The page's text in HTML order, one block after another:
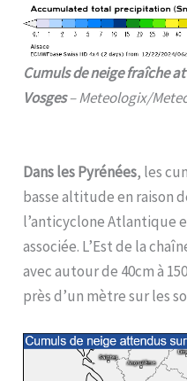
Cumuls de neige fraîche
Vosges– Meteologix/
Dans les Pyrénées, les
basse altitude en raison
l’anticyclone Atlantique
associée. L’Est de la
avec autour de 40cm à
près d’un mètre sur les